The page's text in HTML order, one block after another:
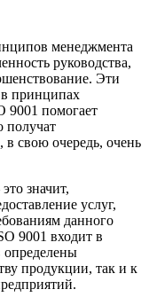
менеджмента
руководства,
Эти
в принципах
9001 помогает
получат
свою очередь, очень
значит,
услуг,
данного
9001 входит в
определены
продукции, так и к